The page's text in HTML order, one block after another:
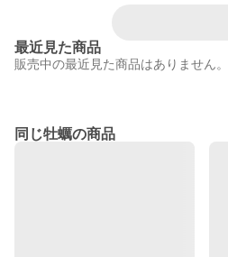
最近見た商品
販売中の最近見た商品はありません。
同じ牡蠣の商品